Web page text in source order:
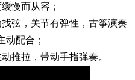
慢而从容；
弦，关节有弹性，古筝演奏
动配合；
推拉，带动手指弹奏。